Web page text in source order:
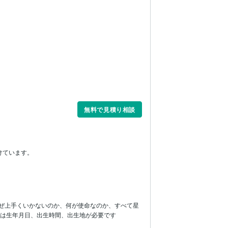
無料で見積り相談
います。
手くいかないのか、何が使命なのか、すべて星
生年月日、出生時間、出生地が必要です